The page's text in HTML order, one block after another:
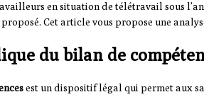
en situation de télétravail sous
Cet article vous propose une
du bilan de
est un dispositif légal qui permet aux